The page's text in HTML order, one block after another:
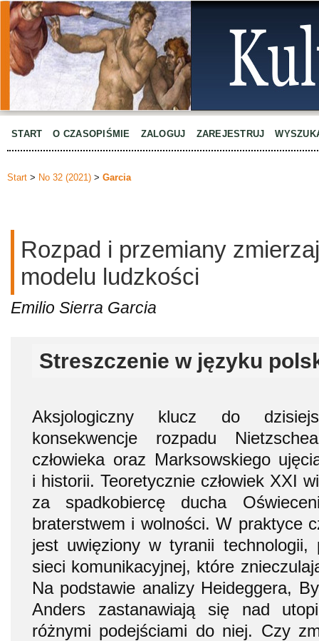
START O CZASOPIŚMIE ZALOGUJ ZAREJESTRUJ
Start > No 32 (2021) > Garcia
Rozpad i przemiany
modelu ludzkości
Emilio Sierra Garcia
Streszczenie w języku
Aksjologiczny klucz do
konsekwencje rozpadu
człowieka oraz Marksowskiego
i historii. Teoretycznie człowiek XXI
za spadkobiercę ducha
braterstwem i wolności. W praktyce
jest uwięziony w tyranii technologii,
sieci komunikacyjnej, które
Na podstawie analizy Heideggera,
Anders zastanawiają się nad
różnymi podejściami do niej. Czy